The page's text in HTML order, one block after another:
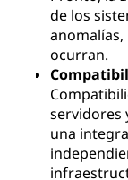
de los
ocurran.
servidores
una